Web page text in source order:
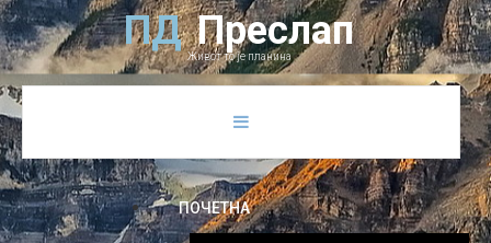
ПД Преслап
Живот то је планина
ПОЧЕТНА
YearMonth
YearMonth